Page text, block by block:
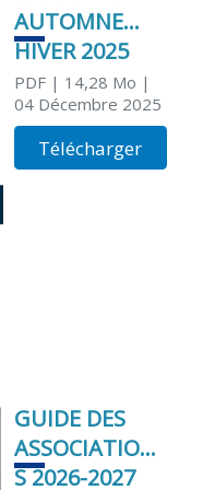
AUTOMNE
HIVER 2025
PDF| 14,28 Mo |
04 Décembre 2025
Télécharger
GUIDE DES
ASSOCIATION
S 2026-2027